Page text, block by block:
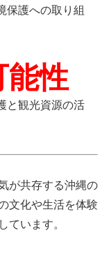
保護への取り組
能性
と観光資源の活
が共存する沖縄の
文化や生活を体験
ています。